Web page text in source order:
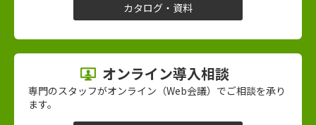
カタログ・資料
オンライン導入相談
専門のスタッフがオンライン（Web会議）でご相談を承り
ます。